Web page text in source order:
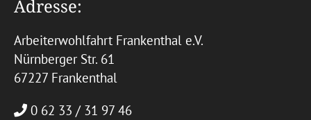
Adresse:
Arbeiterwohlfahrt Frankenthal e.V.
Nürnberger Str. 61
67227 Frankenthal
0 62 33 / 31 97 46